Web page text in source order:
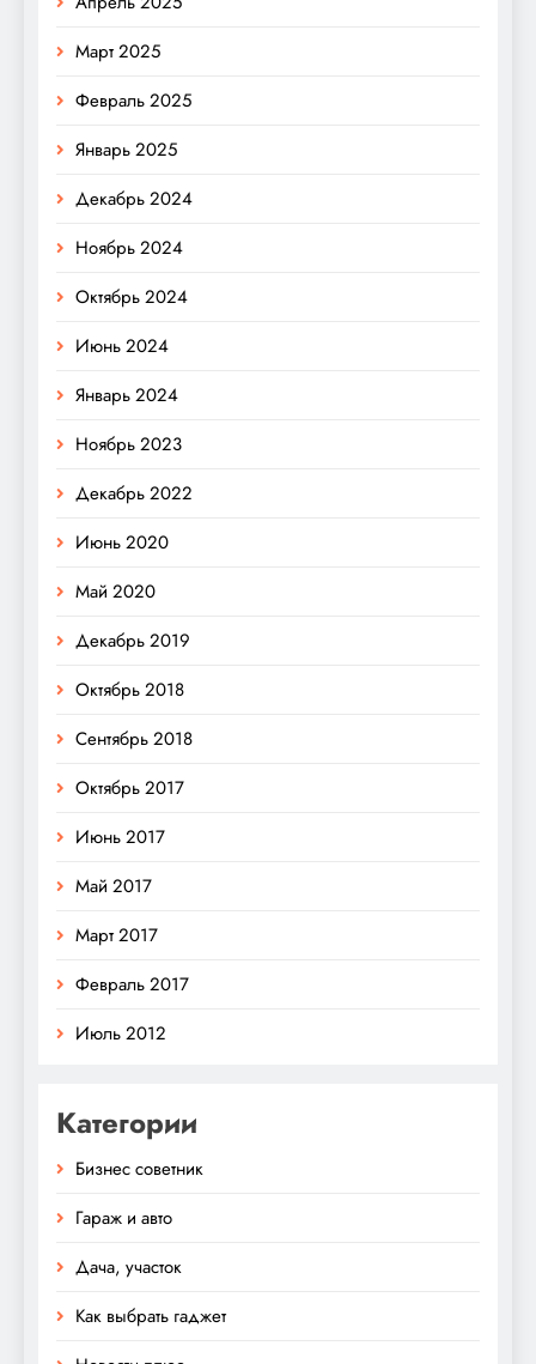
Март 2025
Февраль 2025
Январь 2025
Декабрь 2024
Ноябрь 2024
Октябрь 2024
Июнь 2024
Январь 2024
Ноябрь 2023
Декабрь 2022
Июнь 2020
Май 2020
Декабрь 2019
Октябрь 2018
Сентябрь 2018
Октябрь 2017
Июнь 2017
Май 2017
Март 2017
Февраль 2017
Июль 2012
Категории
Бизнес советник
Гараж и авто
Дача, участок
Как выбрать гаджет